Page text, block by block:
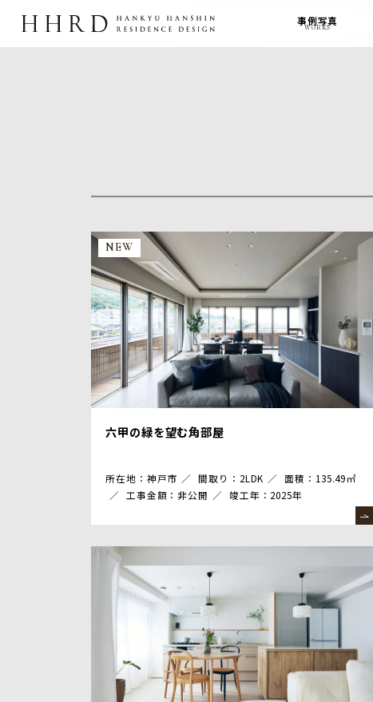
事例写真
WORKS
NEW
六甲の緑を望む角部屋
所在地：神戸市 間取り：2LDK
面積：135.49㎡
工事金額：非公開
竣工年：2025年